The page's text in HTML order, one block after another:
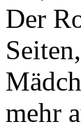
Der
mehr